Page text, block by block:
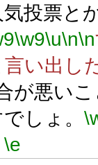
気投票と
\w9\u\n\n
い出し
が悪い
しょ。
\e